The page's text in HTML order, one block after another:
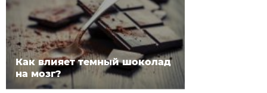
Как влияет темный шоколад
на мозг?